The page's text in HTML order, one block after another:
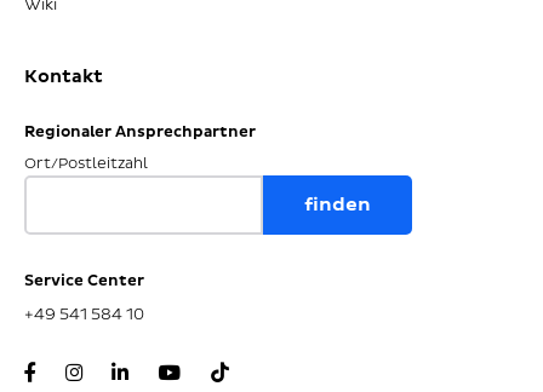
Wiki
Kontakt
Regionaler Ansprechpartner
Ort/Postleitzahl
Service Center
+49 541 584 10